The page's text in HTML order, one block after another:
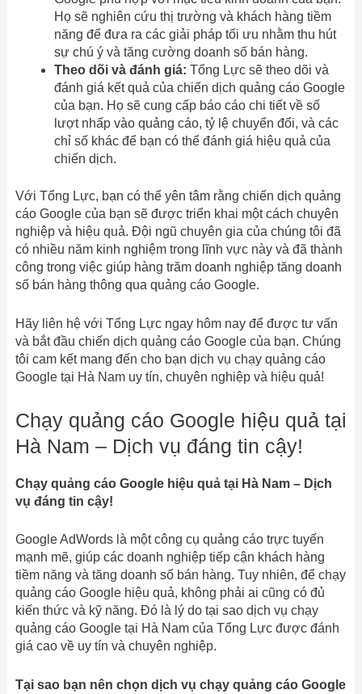
Họ sẽ nghiên cứu thị trường và khách hàng tiềm
năng để đưa ra các giải pháp tối ưu nhằm thu hút
sự chú ý và tăng cường doanh số bán hàng.
Theo dõi và đánh giá: Tổng Lực sẽ theo dõi và
đánh giá kết quả của chiến dịch quảng cáo Google
của bạn. Họ sẽ cung cấp báo cáo chi tiết về số
lượt nhấp vào quảng cáo, tỷ lệ chuyển đổi, và các
chỉ số khác để bạn có thể đánh giá hiệu quả của
chiến dịch.
Với Tổng Lực, bạn có thể yên tâm rằng chiến dịch quảng
cáo Google của bạn sẽ được triển khai một cách chuyên
nghiệp và hiệu quả. Đội ngũ chuyên gia của chúng tôi đã
có nhiều năm kinh nghiệm trong lĩnh vực này và đã thành
công trong việc giúp hàng trăm doanh nghiệp tăng doanh
số bán hàng thông qua quảng cáo Google.
Hãy liên hệ với Tổng Lực ngay hôm nay để được tư vấn
và bắt đầu chiến dịch quảng cáo Google của bạn. Chúng
tôi cam kết mang đến cho bạn dịch vụ chạy quảng cáo
Google tại Hà Nam uy tín, chuyên nghiệp và hiệu quả!
Chạy quảng cáo Google hiệu quả tại
Hà Nam – Dịch vụ đáng tin cậy!
Chạy quảng cáo Google hiệu quả tại Hà Nam – Dịch
vụ đáng tin cậy!
Google AdWords là một công cụ quảng cáo trực tuyến
mạnh mẽ, giúp các doanh nghiệp tiếp cận khách hàng
tiềm năng và tăng doanh số bán hàng. Tuy nhiên, để chạy
quảng cáo Google hiệu quả, không phải ai cũng có đủ
kiến thức và kỹ năng. Đó là lý do tại sao dịch vụ chạy
quảng cáo Google tại Hà Nam của Tổng Lực được đánh
giá cao về uy tín và chuyên nghiệp.
Tại sao bạn nên chọn dịch vụ chạy quảng cáo Google